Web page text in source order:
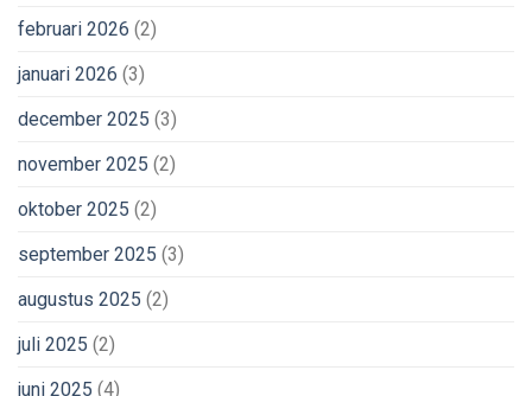
februari 2026 (2)
januari 2026 (3)
december 2025 (3)
november 2025 (2)
oktober 2025 (2)
september 2025 (3)
augustus 2025 (2)
juli 2025 (2)
juni 2025 (4)